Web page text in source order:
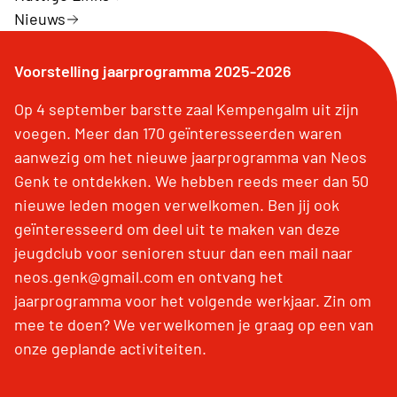
Nieuws
Voorstelling jaarprogramma 2025-2026
Op 4 september barstte zaal Kempengalm uit zijn
voegen. Meer dan 170 geïnteresseerden waren
aanwezig om het nieuwe jaarprogramma van Neos
Genk te ontdekken. We hebben reeds meer dan 50
nieuwe leden mogen verwelkomen. Ben jij ook
geïnteresseerd om deel uit te maken van deze
jeugdclub voor senioren stuur dan een mail naar
neos.genk@gmail.com en ontvang het
jaarprogramma voor het volgende werkjaar. Zin om
mee te doen? We verwelkomen je graag op een van
onze geplande activiteiten.